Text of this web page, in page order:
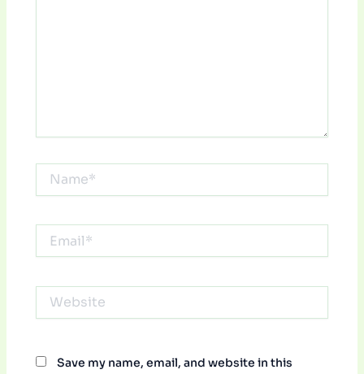
Name*
Website
Save my name, email, and website in this